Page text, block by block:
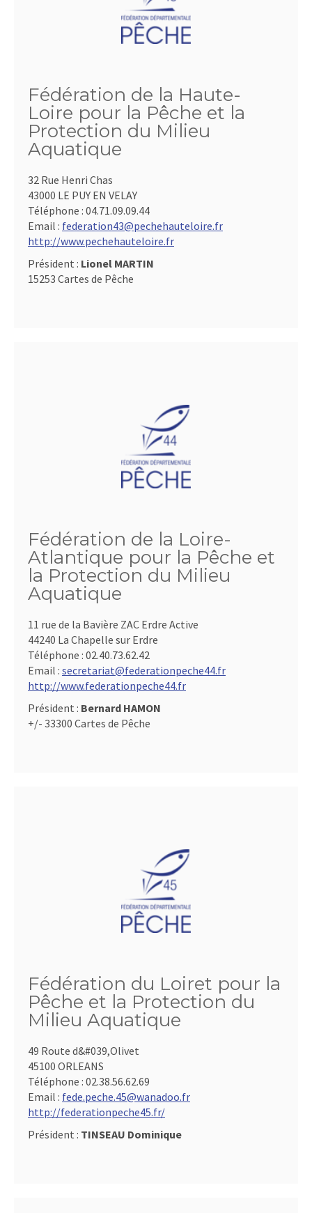
Fédération de la Haute-
Loire pour la Pêche et la
Protection du Milieu
Aquatique
32 Rue Henri Chas
43000 LE PUY EN VELAY
Téléphone : 04.71.09.09.44
Email : federation43@pechehauteloire.fr
http://www.pechehauteloire.fr
Président : Lionel MARTIN
15253 Cartes de Pêche
Fédération de la Loire-
Atlantique pour la Pêche et
la Protection du Milieu
Aquatique
11 rue de la Bavière ZAC Erdre Active
44240 La Chapelle sur Erdre
Téléphone : 02.40.73.62.42
Email : secretariat@federationpeche44.fr
http://www.federationpeche44.fr
Président : Bernard HAMON
+/- 33300 Cartes de Pêche
Fédération du Loiret pour la
Pêche et la Protection du
Milieu Aquatique
49 Route d&#039,Olivet
45100 ORLEANS
Téléphone : 02.38.56.62.69
Email : fede.peche.45@wanadoo.fr
http://federationpeche45.fr/
Président : TINSEAU Dominique